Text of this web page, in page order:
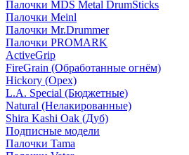
Палочки MDS Metal DrumSticks
Палочки Meinl
Палочки Mr.Drummer
Палочки PROMARK
ActiveGrip
FireGrain (Обработанные огнём)
Hickory (Орех)
L.A. Special (Бюджетные)
Natural (Нелакированные)
Shira Kashi Oak (Дуб)
Подписные модели
Палочки Tama